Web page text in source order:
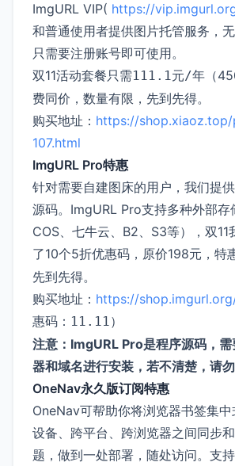
ImgURL VIP( https://
和普通使用者提供图片托管服务，
只需要注册账号即可使用。
双11活动套餐只需111.1元/年 （
费同价，数量有限，先到先得。
购买地址： https://
107.html
ImgURL Pro特惠
针对需要自建图床的用户，我们提
源码。ImgURL Pro支持多种外部存
COS、七牛云、B2、S3等），双11
了10个5折优惠码，原价198元，特
先到先得。
购买地址： https://
惠码： 11.11）
注意：ImgURL Pro是程序源码，
器和域名进行安装，若不清楚，请
OneNav永久版订阅特惠
OneNav可帮助你将浏览器书签集
设备、跨平台、跨浏览器之间同步
题，做到一处部署，随处访问。支持